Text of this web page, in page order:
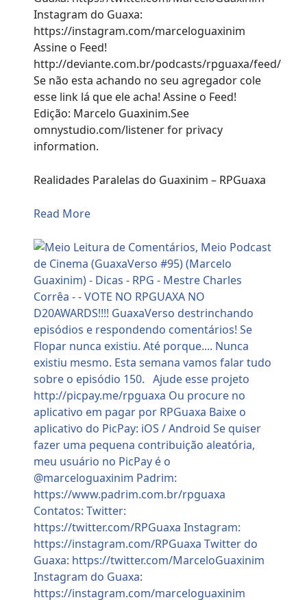
Instagram do Guaxa:
https://instagram.com/marceloguaxinim
Assine o Feed!
http://deviante.com.br/podcasts/rpguaxa/feed/
Se não esta achando no seu agregador cole
esse link lá que ele acha! Assine o Feed!
Edição: Marcelo Guaxinim.See
omnystudio.com/listener for privacy
information.
Realidades Paralelas do Guaxinim – RPGuaxa
Read More